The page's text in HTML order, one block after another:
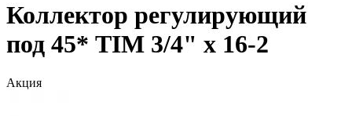
Коллектор регулирующий
под 45* TIM 3/4" х 16-2
Акция